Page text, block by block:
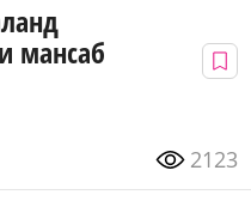
мансаб
2123